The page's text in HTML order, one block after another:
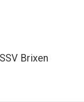
SSV Brixen